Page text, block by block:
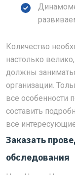
Количество
настолько
должны
организации.
все особенности
составить
все
Заказать
обследования